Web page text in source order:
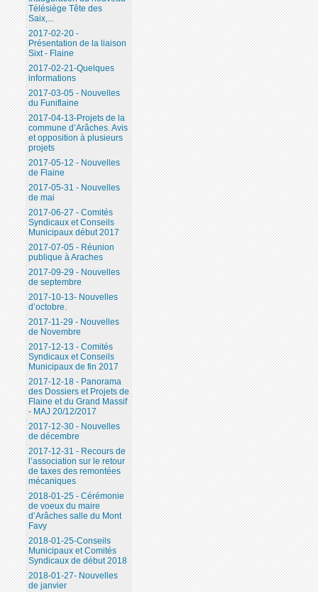
Télésiège Tête des
Saix,...
2017-02-20 -
Présentation de la liaison
Sixt - Flaine
2017-02-21-Quelques
informations
2017-03-05 - Nouvelles
du Funiflaine
2017-04-13-Projets de la
commune d’Arâches. Avis
et opposition à plusieurs
projets
2017-05-12 - Nouvelles
de Flaine
2017-05-31 - Nouvelles
de mai
2017-06-27 - Comités
Syndicaux et Conseils
Municipaux début 2017
2017-07-05 - Réunion
publique à Araches
2017-09-29 - Nouvelles
de septembre
2017-10-13- Nouvelles
d’octobre.
2017-11-29 - Nouvelles
de Novembre
2017-12-13 - Comités
Syndicaux et Conseils
Municipaux de fin 2017
2017-12-18 - Panorama
des Dossiers et Projets de
Flaine et du Grand Massif
- MAJ 20/12/2017
2017-12-30 - Nouvelles
de décembre
2017-12-31 - Recours de
l’association sur le retour
de taxes des remontées
mécaniques
2018-01-25 - Cérémonie
de voeux du maire
d’Arâches salle du Mont
Favy
2018-01-25-Conseils
Municipaux et Comités
Syndicaux de début 2018
2018-01-27- Nouvelles
de janvier